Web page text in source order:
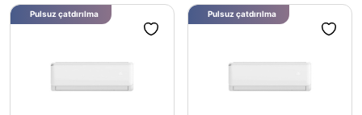
Pulsuz çatdırılma Pulsuz çatdırılma